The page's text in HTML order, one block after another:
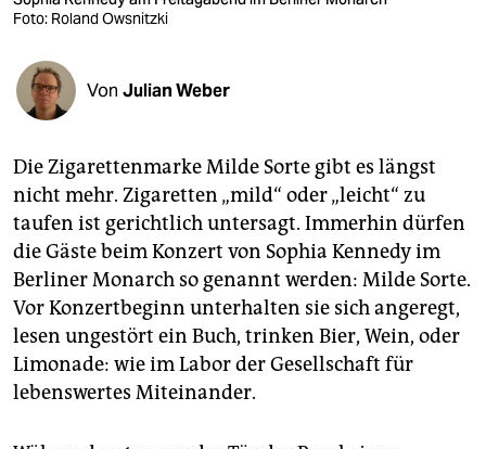
verlag
veranstaltungen
shop
unterstützen
abo
genossenschaft
epaper login
Foto: Roland Owsnitzki
Von Julian Weber
Die Zigarettenmarke Milde Sorte gibt es längst
nicht mehr. Zigaretten „mild“ oder „leicht“ zu
taufen ist gerichtlich untersagt. Immerhin dürfen
die Gäste beim Konzert von Sophia Kennedy im
Berliner Monarch so genannt werden: Milde Sorte.
Vor Konzertbeginn unterhalten sie sich angeregt,
lesen ungestört ein Buch, trinken Bier, Wein, oder
Limonade: wie im Labor der Gesellschaft für
lebenswertes Miteinander.